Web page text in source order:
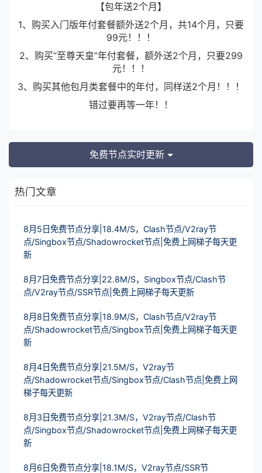
【包年送2个月】
1、购买入门版年付套餐额外送2个月，共14个月，只要
99元！！！
2、购买“至尊天皇”年付套餐，额外送2个月，只要299
元！！！
3、购买其他包月类套餐中的年付，同样送2个月！！！
错过要再等一年！！
免费节点实时更新
热门文章
8月5日免费节点分享|18.4M/S，Clash节点/V2ray节
点/Singbox节点/Shadowrocket节点|免费上网梯子每天更
新
8月7日免费节点分享|22.8M/S，Singbox节点/Clash节
点/V2ray节点/SSR节点|免费上网梯子每天更新
8月8日免费节点分享|18.9M/S，Clash节点/V2ray节
点/Shadowrocket节点/Singbox节点|免费上网梯子每天更
新
8月4日免费节点分享|21.5M/S，V2ray节
点/Shadowrocket节点/Singbox节点/Clash节点|免费上网
梯子每天更新
8月3日免费节点分享|21.3M/S，V2ray节点/Clash节
点/Singbox节点/Shadowrocket节点|免费上网梯子每天更
新
8月6日免费节点分享|18.1M/S，V2ray节点/SSR节